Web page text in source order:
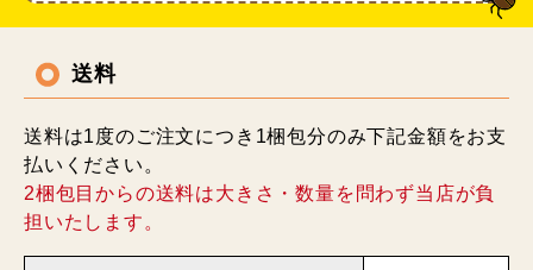
送料
送料は1度のご注文につき1梱包分のみ下記金額をお支
払いください。
2梱包目からの送料は大きさ・数量を問わず当店が負
担いたします。